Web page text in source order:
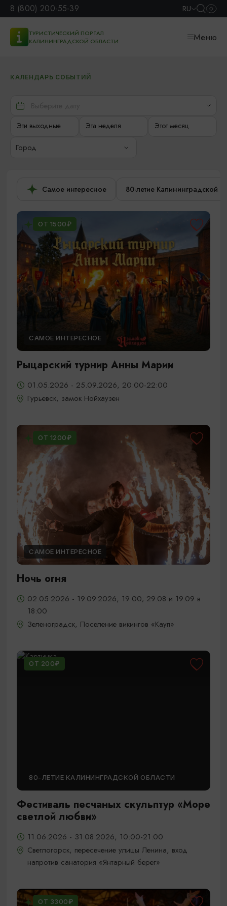
8 (800) 200-55-39 RU
ТУРИСТИЧЕСКИЙ ПОРТАЛ
КАЛИНИНГРАДСКОЙ ОБЛАСТИ
Меню
КАЛЕНДАРЬ СОБЫТИЙ
Эти выходные Эта неделя Этот месяц
Город
Самое интересное 80-летие Калининградской
ОТ 1500₽
САМОЕ ИНТЕРЕСНОЕ
Рыцарский турнир Анны Марии
01.05.2026 - 25.09.2026, 20:00-22:00
Гурьевск, замок Нойхаузен
ОТ 1200₽
САМОЕ ИНТЕРЕСНОЕ
Ночь огня
02.05.2026 - 19.09.2026, 19:00; 29.08 и 19.09 в
18:00
Зеленоградск, Поселение викингов «Кауп»
ОТ 200₽
80-ЛЕТИЕ КАЛИНИНГРАДСКОЙ ОБЛАСТИ
Фестиваль песчаных скульптур «Море
светлой любви»
11.06.2026 - 31.08.2026, 10:00-21:00
Светлогорск, пересечение улицы Ленина, вход
напротив санатория «Янтарный берег»
ОТ 3300₽